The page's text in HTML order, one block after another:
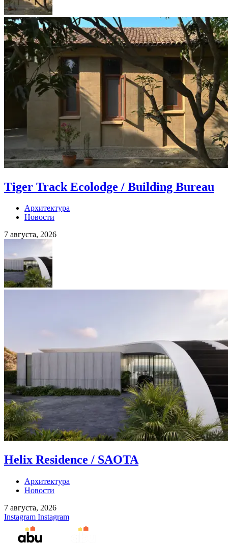
Tiger Track Ecolodge / Building Bureau
Архитектура
Новости
7 августа, 2026
Helix Residence / SAOTA
Архитектура
Новости
7 августа, 2026
Instagram Instagram